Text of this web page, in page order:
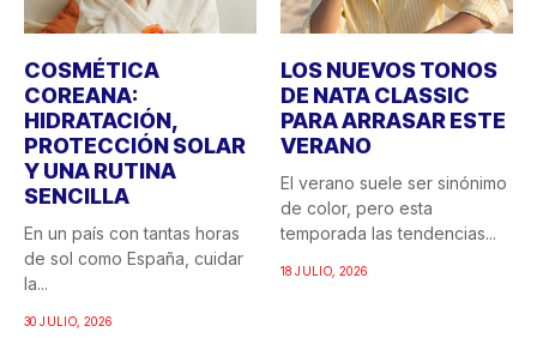
COSMÉTICA
COREANA:
HIDRATACIÓN,
PROTECCIÓN SOLAR
Y UNA RUTINA
SENCILLA
En un país con tantas horas
de sol como España, cuidar
la...
30 JULIO, 2026
LOS NUEVOS TONOS
DE NATA CLASSIC
PARA ARRASAR ESTE
VERANO
El verano suele ser sinónimo
de color, pero esta
temporada las tendencias...
18 JULIO, 2026